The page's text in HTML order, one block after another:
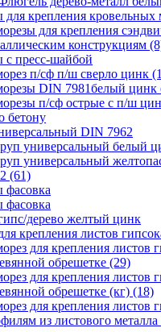
для крепления кровельных
для крепления
конструкциям
с пресс-шайбой
п/сф п/ш сверло цинк
DIN 7981белый цинк
п/сф острые с п/ш
бетону
DIN 7962
универсальный белый
универсальный
(61)
фасовка
фасовка
дерево желтый цинк
крепления листов
для крепления листов
обрешетке (29)
для крепления листов
обрешетке (кг) (18)
для крепления листов
из листового металла